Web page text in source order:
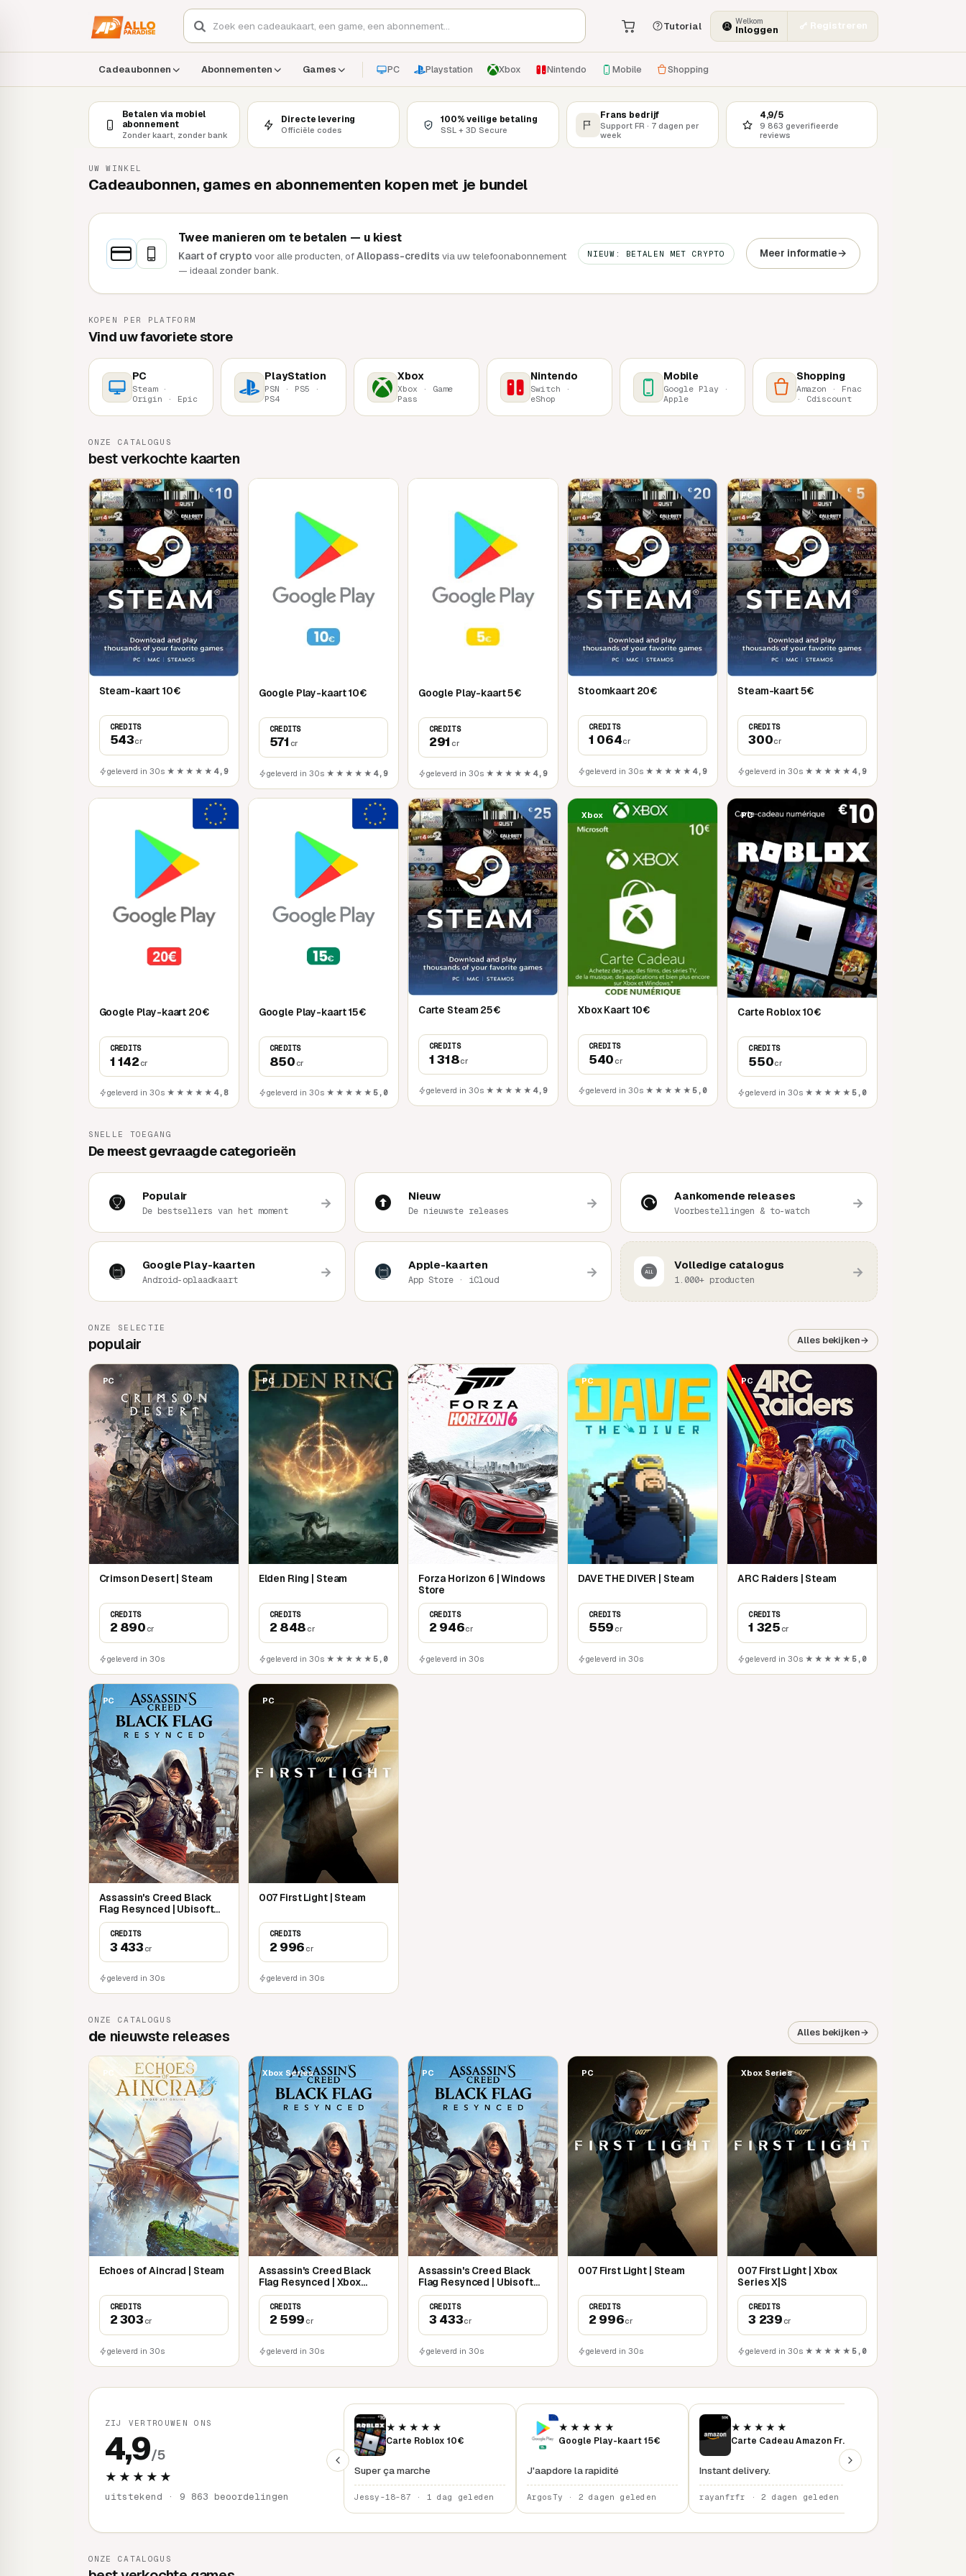
Tutorial Welkom
Inloggen Registreren
Cadeaubonnen Abonnementen Games PC Playstation Xbox Nintendo Mobile Shopping
Betalen via mobiel
abonnement
Zonder kaart, zonder bank
Directe levering
Officiële codes
100% veilige betaling
SSL + 3D Secure
Frans bedrijf
Support FR · 7 dagen per
week
4,9/5
9 863 geverifieerde
reviews
UW WINKEL
Cadeaubonnen, games en abonnementen kopen met je bundel
Twee manieren om te betalen — u kiest
Kaart of crypto voor alle producten, ofAllopass-credits via uw telefoonabonnement
— ideaal zonder bank.
NIEUW: BETALEN MET CRYPTO Meer informatie→
KOPEN PER PLATFORM
Vind uw favoriete store
PC
Steam ·
Origin · Epic
PlayStation
PSN · PS5 ·
PS4
Xbox
Xbox · Game
Pass
Nintendo
Switch ·
eShop
Mobile
Google Play ·
Apple
Shopping
Amazon · Fnac
· Cdiscount
ONZE CATALOGUS
best verkochte kaarten
PC
Steam-kaart 10€
CREDITS
543cr
geleverd in 30s ★★★★★ 4,9
Google Play-kaart 10€
CREDITS
571 cr
geleverd in 30s ★★★★★ 4,9
Google Play-kaart 5€
CREDITS
291 cr
geleverd in 30s ★★★★★ 4,9
PC
Stoomkaart 20€
CREDITS
1 064cr
geleverd in 30s ★★★★★ 4,9
PC
Steam-kaart 5€
CREDITS
300cr
geleverd in 30s ★★★★★ 4,9
Google Play-kaart 20€
CREDITS
1 142 cr
geleverd in 30s ★★★★★ 4,8
Google Play-kaart 15€
CREDITS
850 cr
geleverd in 30s ★★★★★ 5,0
PC
Carte Steam 25€
CREDITS
1 318cr
geleverd in 30s ★★★★★ 4,9
Xbox
Xbox Kaart 10€
CREDITS
540 cr
geleverd in 30s ★★★★★5,0
PC
Carte Roblox 10€
CREDITS
550cr
geleverd in 30s ★★★★★5,0
SNELLE TOEGANG
De meest gevraagde categorieën
Populair
De bestsellers van het moment → Nieuw
De nieuwste releases → Aankomende releases
Voorbestellingen & to-watch →
Google Play-kaarten
Android-oplaadkaart → Apple-kaarten
App Store · iCloud → Volledige catalogus
1.000+ producten →
ONZE SELECTIE
populair Alles bekijken→
PC
Crimson Desert | Steam
CREDITS
2 890 cr
geleverd in 30s
PC
Elden Ring | Steam
CREDITS
2 848 cr
geleverd in 30s ★★★★★ 5,0
PC
Forza Horizon 6 | Windows
Store
CREDITS
2 946cr
geleverd in 30s
PC
DAVE THE DIVER | Steam
CREDITS
559 cr
geleverd in 30s
PC
ARC Raiders | Steam
CREDITS
1 325 cr
geleverd in 30s ★★★★★5,0
PC
Assassin's Creed Black
Flag Resynced | Ubisoft
Connect
CREDITS
3 433 cr
geleverd in 30s
PC
007 First Light | Steam
CREDITS
2 996 cr
geleverd in 30s
ONZE CATALOGUS
de nieuwste releases Alles bekijken→
PC
Echoes of Aincrad | Steam
CREDITS
2 303 cr
geleverd in 30s
Xbox Series
Assassin's Creed Black
Flag Resynced | Xbox
Series X|S
CREDITS
2 599 cr
geleverd in 30s
PC
Assassin's Creed Black
Flag Resynced | Ubisoft
Connect
CREDITS
3 433cr
geleverd in 30s
PC
007 First Light | Steam
CREDITS
2 996cr
geleverd in 30s
Xbox Series
007 First Light | Xbox
Series X|S
CREDITS
3 239 cr
geleverd in 30s ★★★★★5,0
ZIJ VERTROUWEN ONS
4,9/5
★★★★★
uitstekend · 9 863 beoordelingen
★★★★★
Carte Roblox 10€
Super ça marche
Jessy-18-87 · 1 dag geleden
★★★★★
Google Play-kaart 15€
J'aapdore la rapidité
ArgosTy · 2 dagen geleden
★★★★★
Carte Cadeau Amazon France 50 €
Instant delivery.
rayanfrfr · 2 dagen geleden
ONZE CATALOGUS